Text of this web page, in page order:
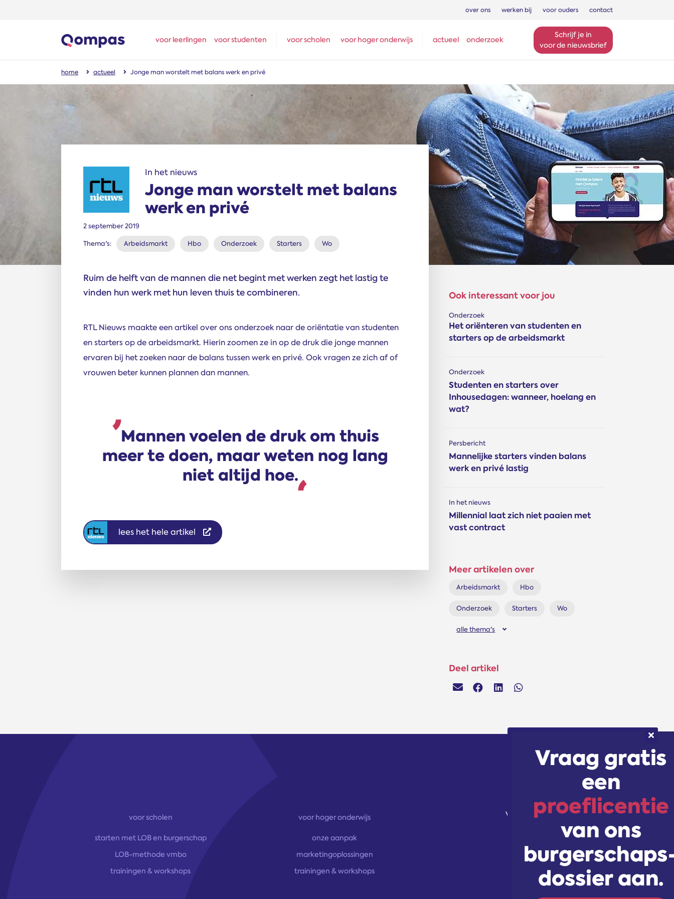
over ons werken bij voor ouders contact
voor leerlingen voor studenten voor scholen voor hoger onderwijs actueel onderzoek
Schrijf je in
voor de nieuwsbrief
home actueel Jonge man worstelt met balans werk en privé
In het nieuws
Jonge man worstelt met balans
werk en privé
2 september 2019
Thema's: Arbeidsmarkt Hbo Onderzoek Starters Wo
Ruim de helft van de mannen die net begint met werken zegt het lastig te
vinden hun werk met hun leven thuis te combineren.
RTL Nieuws maakte een artikel over ons onderzoek naar de oriëntatie van studenten
en starters op de arbeidsmarkt. Hierin zoomen ze in op de druk die jonge mannen
ervaren bij het zoeken naar de balans tussen werk en privé. Ook vragen ze zich af of
vrouwen beter kunnen plannen dan mannen.
Mannen voelen de druk om thuis
meer te doen, maar weten nog lang
niet altijd hoe.
lees het hele artikel
Ook interessant voor jou
Onderzoek
Het oriënteren van studenten en
starters op de arbeidsmarkt
Onderzoek
Studenten en starters over
Inhousedagen: wanneer, hoelang en
wat?
Persbericht
Mannelijke star­ters vinden balans
werk en privé lastig
In het nieuws
Millennial laat zich niet paaien met
vast contract
Meer artikelen over
Arbeidsmarkt Hbo
Onderzoek Starters Wo
alle thema's
Deel artikel
voor scholen
starten met LOB en burgerschap
LOB-methode vmbo
trainingen & workshops
voor hoger onderwijs
onze aanpak
marketingoplossingen
trainingen & workshops
Volg ons!